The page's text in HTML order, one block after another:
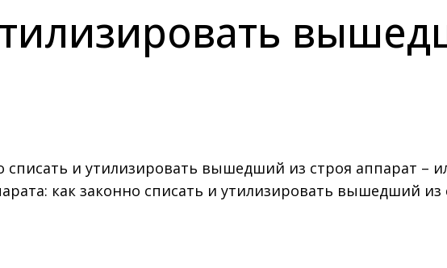
как законно списать и утилизировать вышедший из